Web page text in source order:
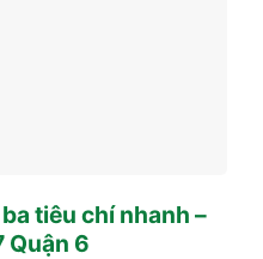
tiêu chí nhanh –
Quận 6